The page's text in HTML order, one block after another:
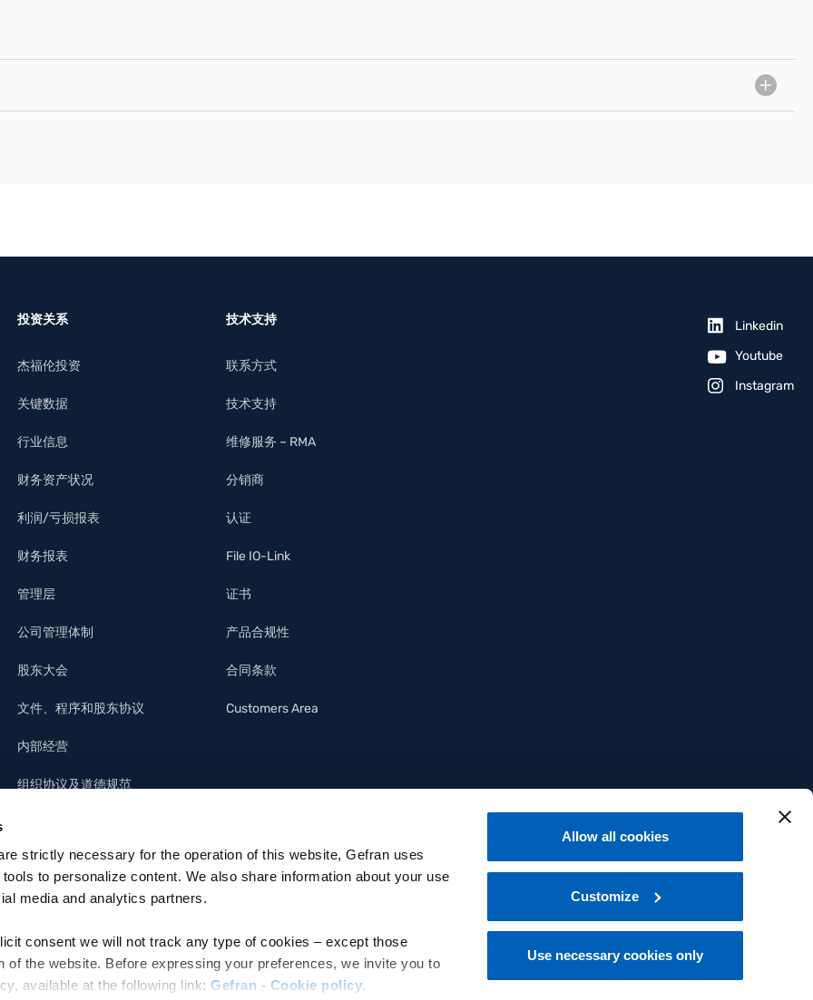
strictly necessary for the operation of this website, Gefran uses
to personalize content. We also share information about your use
media and analytics partners.
consent we will not track any type of cookies – except those
of the website. Before expressing your preferences, we invite you to
available at the following link:Gefran - Cookie policy.
Allow all cookies
Customize
Use necessary cookies only
投资关系
杰福伦投资
关键数据
行业信息
财务资产状况
利润/亏损报表
财务报表
管理层
公司管理体制
股东大会
文件、程序和股东协议
内部经营
组织协议及道德规范
技术支持
联系方式
技术支持
维修服务 – RMA
分销商
认证
File IO-Link
证书
产品合规性
合同条款
Customers Area
Linkedin
Youtube
Instagram
MZO2A0U